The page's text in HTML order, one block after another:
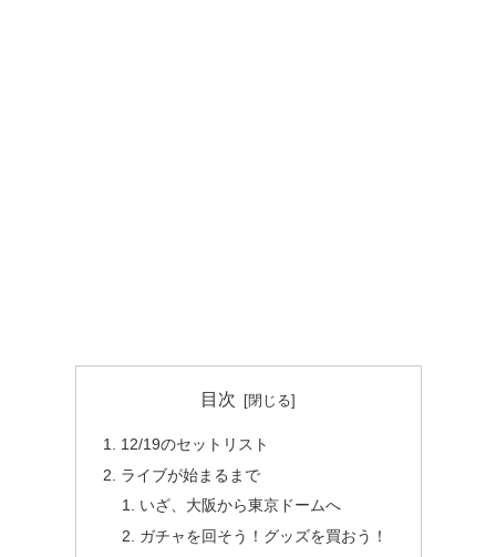
目次
12/19のセットリスト
ライブが始まるまで
いざ、大阪から東京ドームへ
ガチャを回そう！グッズを買おう！